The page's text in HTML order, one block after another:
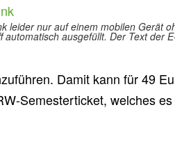
leider nur auf einem mobilen Gerät
automatisch ausgefüllt. Der Text der
Damit kann für 49
Semesterticket, welches